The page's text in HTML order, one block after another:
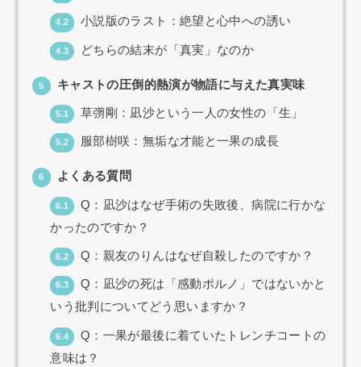
4.2 小説版のラスト：絶望と心中への誘い
4.3 どちらの結末が「真実」なのか
5 キャストの圧倒的熱演が物語に与えた真実味
5.1 草彅剛：凪沙という一人の女性の「生」
5.2 服部樹咲：無垢な才能と一果の成長
6 よくある質問
6.1
Q：凪沙はなぜ手術の失敗後、病院に行かな
かったのですか？
6.2 Q：親友のりんはなぜ自殺したのですか？
6.3
Q：凪沙の死は「感動ポルノ」ではないかと
いう批判についてどう思いますか？
6.4
Q：一果が最後に着ていたトレンチコートの
意味は？